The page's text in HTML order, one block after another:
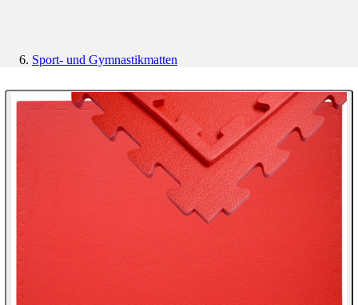
Sport- und Gymnastikmatten